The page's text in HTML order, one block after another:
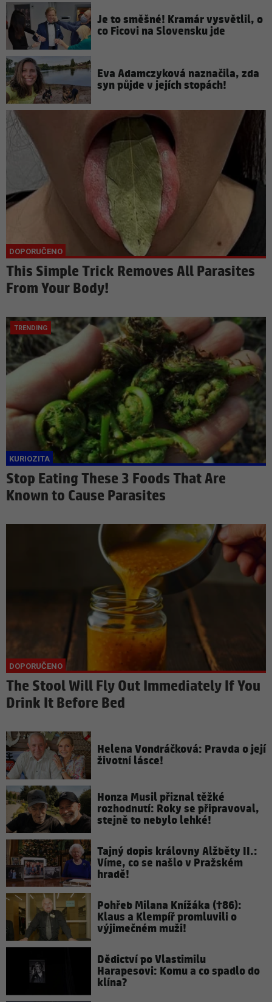
Je to směšné! Kramár vysvětlil, o
co Ficovi na Slovensku jde
Eva Adamczyková naznačila, zda
syn půjde v jejích stopách!
This Simple Trick Removes All Parasites
From Your Body!
Stop Eating These 3 Foods That Are
Known to Cause Parasites
The Stool Will Fly Out Immediately If You
Drink It Before Bed
Helena Vondráčková: Pravda o její
životní lásce!
Honza Musil přiznal těžké
rozhodnutí: Roky se připravoval,
stejně to nebylo lehké!
Tajný dopis královny Alžběty II.:
Víme, co se našlo v Pražském
hradě!
Pohřeb Milana Knížáka (†86):
Klaus a Klempíř promluvili o
výjimečném muži!
Dědictví po Vlastimilu
Harapesovi: Komu a co spadlo do
klína?